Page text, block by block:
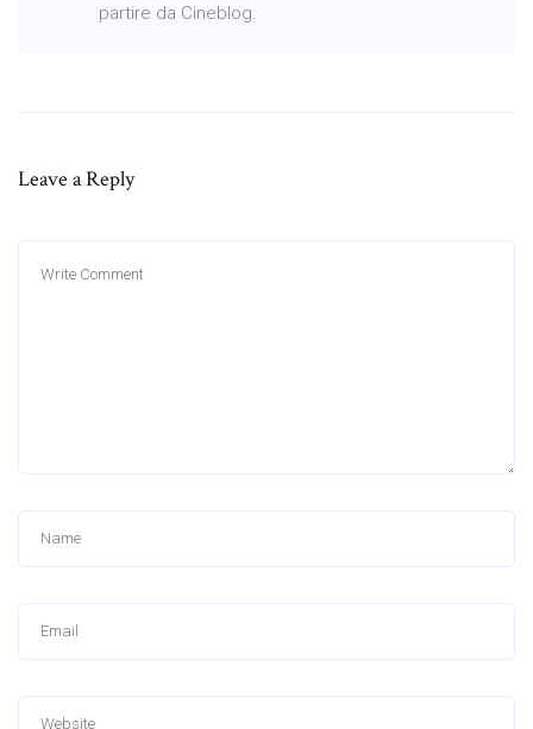
partire da Cineblog.
Leave a Reply